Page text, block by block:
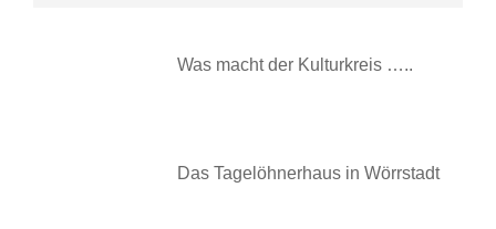
Was macht der Kulturkreis …..
Das Tagelöhnerhaus in Wörrstadt